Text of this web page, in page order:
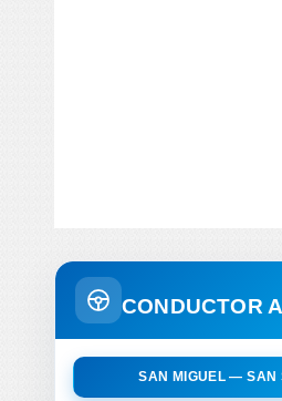
CONDUCTOR
SAN MIGUEL — SAN